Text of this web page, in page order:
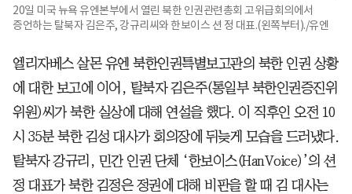
20일 미국 뉴욕 유엔본부에서 열린 북한 인권관련총회 고위급회의에서
증언하는 탈북자 김은주, 강규리씨와 한보이스 션 정 대표.(왼쪽부터)./유엔
엘리자베스 살몬 유엔 북한인권특별보고관의 북한 인권 상황
에 대한 보고에 이어, 탈북자 김은주(통일부 북한인권증진위
위원)씨가 북한 실상에 대해 연설을 했다. 이 직후인 오전 10
시 35분 북한 김성 대사가 회의장에 뒤늦게 모습을 드러냈다.
탈북자 강규리, 민간 인권 단체 ‘한보이스(HanVoice)’의 션
정 대표가 북한 김정은 정권에 대해 비판을 할 때 김 대사는